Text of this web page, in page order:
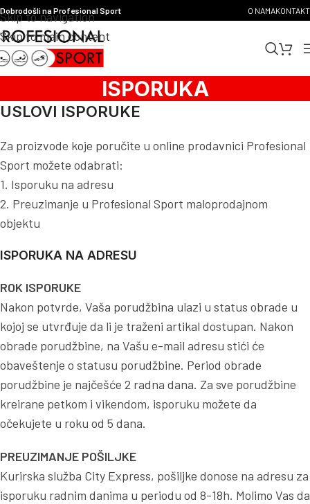
Skip to navigation
Skip to main content
Dobrodošli na Profesional Sport O NAMAKONTAKT
ISPORUKA
USLOVI ISPORUKE
Za proizvode koje poručite u online prodavnici Profesional
Sport možete odabrati:
1. Isporuku na adresu
2. Preuzimanje u Profesional Sport maloprodajnom
objektu
ISPORUKA NA ADRESU
ROK ISPORUKE
Nakon potvrde, Vaša porudžbina ulazi u status obrade u
kojoj se utvrđuje da li je traženi artikal dostupan. Nakon
obrade porudžbine, na Vašu e-mail adresu stići će
obaveštenje o statusu porudžbine. Period obrade
porudžbine je najčešće 2 radna dana. Za sve porudžbine
kreirane petkom i vikendom, isporuku možete da
očekujete u roku od 5 dana.
PREUZIMANJE POŠILJKE
Kurirska služba City Express, pošiljke donose na adresu za
isporuku radnim danima u periodu od 8-18h. Molimo Vas da